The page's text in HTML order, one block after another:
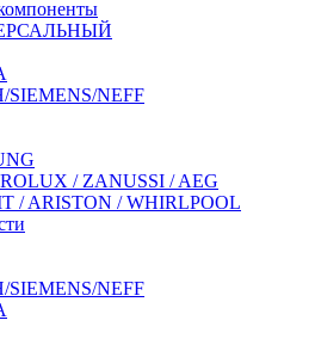
SIEMENS/NEFF
/ ZANUSSI / AEG
/ ARISTON / WHIRLPOOL
SIEMENS/NEFF